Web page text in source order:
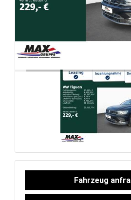
Marken
Fahrzeuge
KARRIERE
FAHRZEUGBESTAND
Fahrzeug